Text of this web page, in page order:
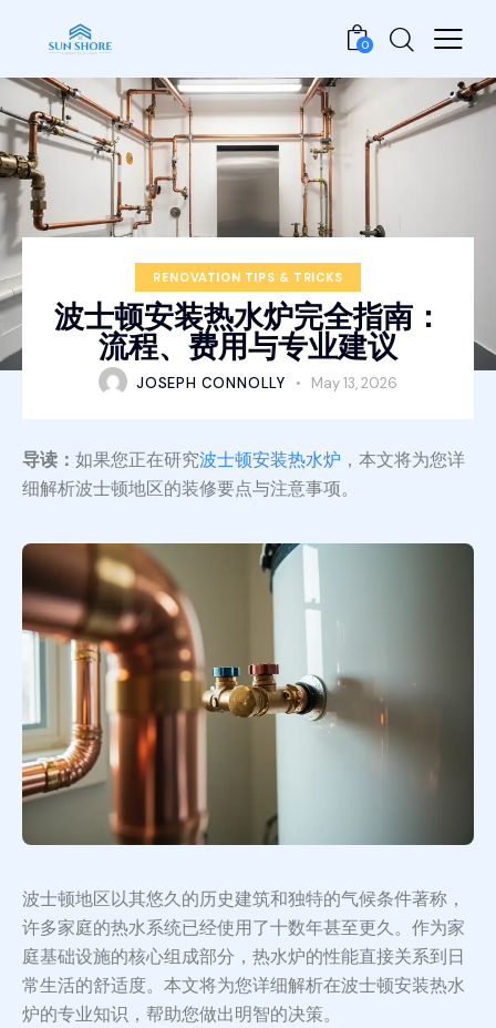
0
RENOVATION TIPS & TRICKS
波士顿安装热水炉完全指南：
流程、费用与专业建议
JOSEPH CONNOLLY May 13, 2026
导读： 如果您正在研究波士顿安装热水炉 ，本文将为您详
细解析波士顿地区的装修要点与注意事项。
波士顿地区以其悠久的历史建筑和独特的气候条件著称，
许多家庭的热水系统已经使用了十数年甚至更久。作为家
庭基础设施的核心组成部分，热水炉的性能直接关系到日
常生活的舒适度。本文将为您详细解析在波士顿安装热水
炉的专业知识，帮助您做出明智的决策。